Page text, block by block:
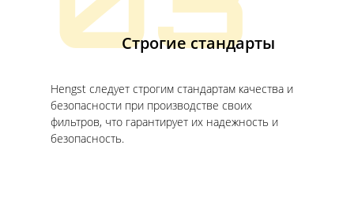
Строгие стандарты
Hengst следует строгим стандартам качества и
безопасности при производстве своих
фильтров, что гарантирует их надежность и
безопасность.